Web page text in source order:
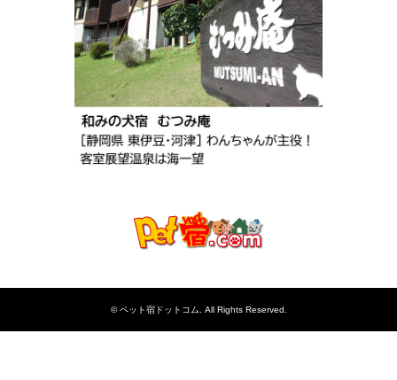
©ペット宿ドットコム . All Rights Reserved.